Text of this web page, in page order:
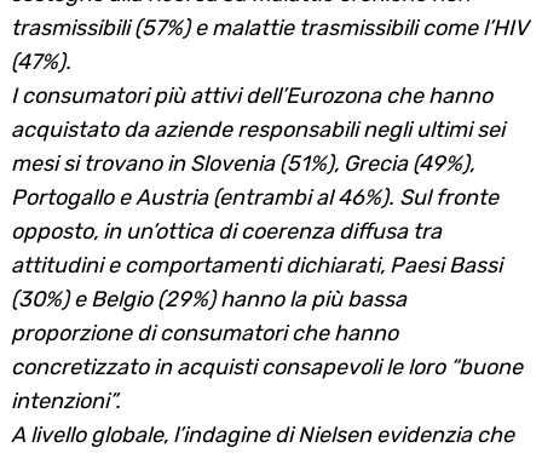
trasmissibili (57%) e malattie trasmissibili come l’HIV
(47%).
I consumatori più attivi dell’Eurozona che hanno
acquistato da aziende responsabili negli ultimi sei
mesi si trovano in Slovenia (51%), Grecia (49%),
Portogallo e Austria (entrambi al 46%). Sul fronte
opposto, in un’ottica di coerenza diffusa tra
attitudini e comportamenti dichiarati, Paesi Bassi
(30%) e Belgio (29%) hanno la più bassa
proporzione di consumatori che hanno
concretizzato in acquisti consapevoli le loro “buone
intenzioni”.
A livello globale, l’indagine di Nielsen evidenzia che